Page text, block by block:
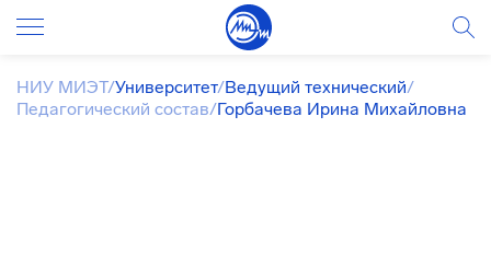
НИУ МИЭТ/Университет/Ведущий технический/
Педагогический состав/Горбачева Ирина Михайловна